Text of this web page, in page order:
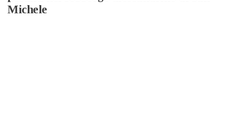
Michele